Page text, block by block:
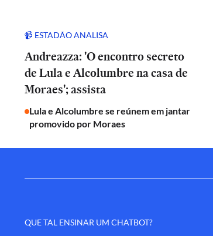
📹 ESTADÃO ANALISA
Andreazza: 'O encontro secreto
de Lula e Alcolumbre na casa de
Moraes'; assista
Lula e Alcolumbre se reúnem em jantar
promovido por Moraes
QUE TAL ENSINAR UM CHATBOT?